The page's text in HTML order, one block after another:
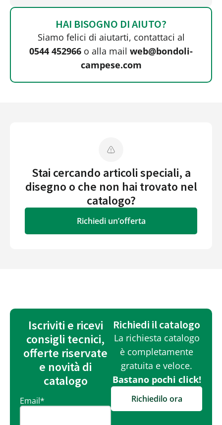
HAI BISOGNO DI AIUTO?
Siamo felici di aiutarti, contattaci al
0544 452966 o alla mail web@bondoli-
campese.com
Stai cercando articoli speciali, a
disegno o che non hai trovato nel
catalogo?
Richiedi un’offerta
Iscriviti e ricevi
consigli tecnici,
offerte riservate
e novità di
catalogo
Email*
Richiedi il catalogo
La richiesta catalogo
è completamente
gratuita e veloce.
Bastano pochi click!
Richiedilo ora